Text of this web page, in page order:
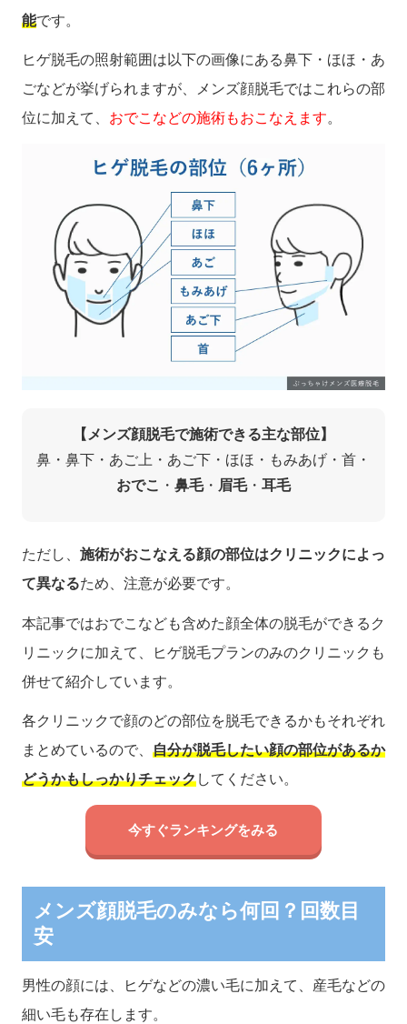
能です。
ヒゲ脱毛の照射範囲は以下の画像にある鼻下・ほほ・あ
ごなどが挙げられますが、メンズ顔脱毛ではこれらの部
位に加えて、 おでこなどの施術もおこなえます。
【メンズ顔脱毛で施術できる主な部位】
鼻・鼻下・あご上・あご下・ほほ・もみあげ・首・
おでこ
・ 鼻毛・ 眉毛・ 耳毛
ただし、 施術がおこなえる顔の部位はクリニックによっ
て異なるため、注意が必要です。
本記事ではおでこなども含めた顔全体の脱毛ができるク
リニックに加えて、ヒゲ脱毛プランのみのクリニックも
併せて紹介しています。
各クリニックで顔のどの部位を脱毛できるかもそれぞれ
まとめているので、 自分が脱毛したい顔の部位があるか
どうかもしっかりチェックしてください。
今すぐランキングをみる
メンズ顔脱毛のみなら何回？回数目
安
男性の顔には、ヒゲなどの濃い毛に加えて、産毛などの
細い毛も存在します。